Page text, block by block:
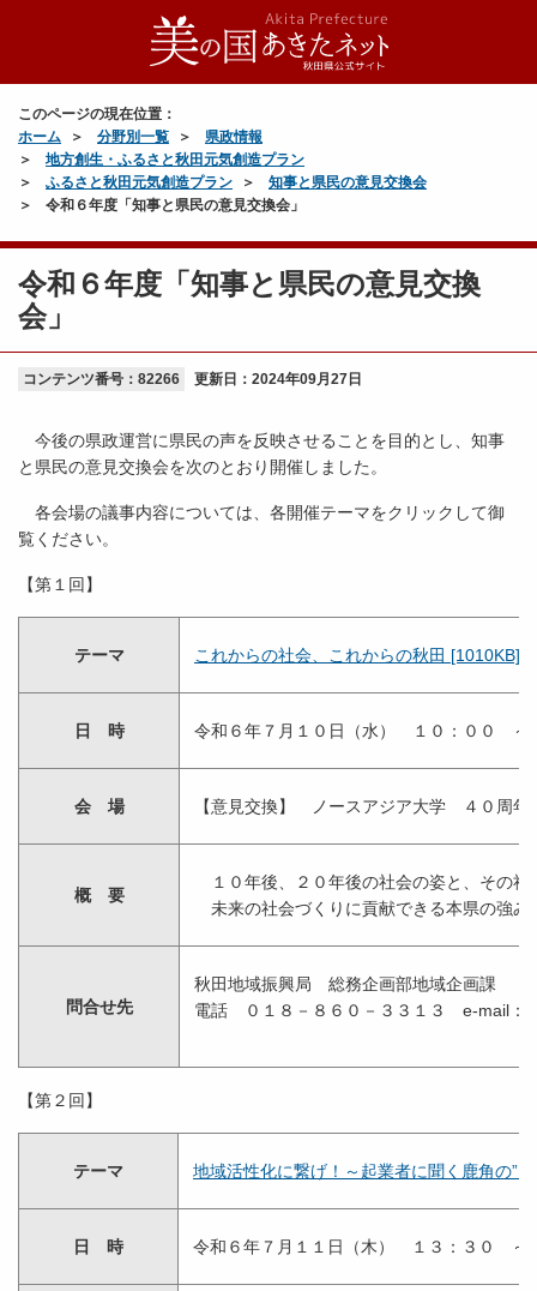
このページの現在位置：
ホーム
分野別一覧
県政情報
地方創生・ふるさと秋田元気創造プラン
ふるさと秋田元気創造プラン
知事と県民の意見交換会
令和６年度「知事と県民の意見交換会」
令和６年度「知事と県民の意見交換
会」
コンテンツ番号：82266 更新日： 2024年09月27日
今後の県政運営に県民の声を反映させることを目的とし、知事
と県民の意見交換会を次のとおり開催しました。
各会場の議事内容については、各開催テーマをクリックして御
覧ください。
【第１回】
テーマ これからの社会、これからの秋田 [1010KB]
日 時 令和６年７月１０日（水） １０：００
会 場 【意見交換】 ノースアジア大学 ４０周
概 要
１０年後、２０年後の社会の姿と、その社
未来の社会づくりに貢献できる本県の強み
問合せ先
秋田地域振興局 総務企画部地域企画課
電話 ０１８－８６０－３３１３ e-mail：
【第２回】
テーマ 地域活性化に繋げ！～起業者に聞く鹿角の”
日 時 令和６年７月１１日（木） １３：３０